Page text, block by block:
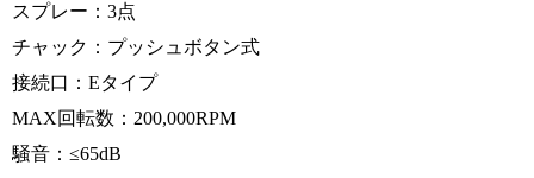
スプレー：3点
チャック：プッシュボタン式
接続口：Eタイプ
MAX回転数：200,000RPM
騒音：≤65dB